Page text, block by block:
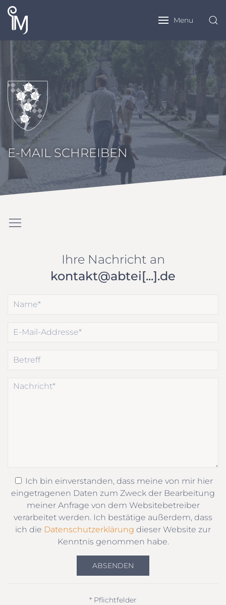
Menu
E-MAIL SCHREIBEN
Ihre Nachricht an
kontakt@abtei[...].de
Ich bin einverstanden, dass meine von mir hier
eingetragenen Daten zum Zweck der Bearbeitung
meiner Anfrage von dem Websitebetreiber
verarbeitet werden. Ich bestätige außerdem, dass
ich die Datenschutzerklärung dieser Website zur
Kenntnis genommen habe.
ABSENDEN
* Pflichtfelder